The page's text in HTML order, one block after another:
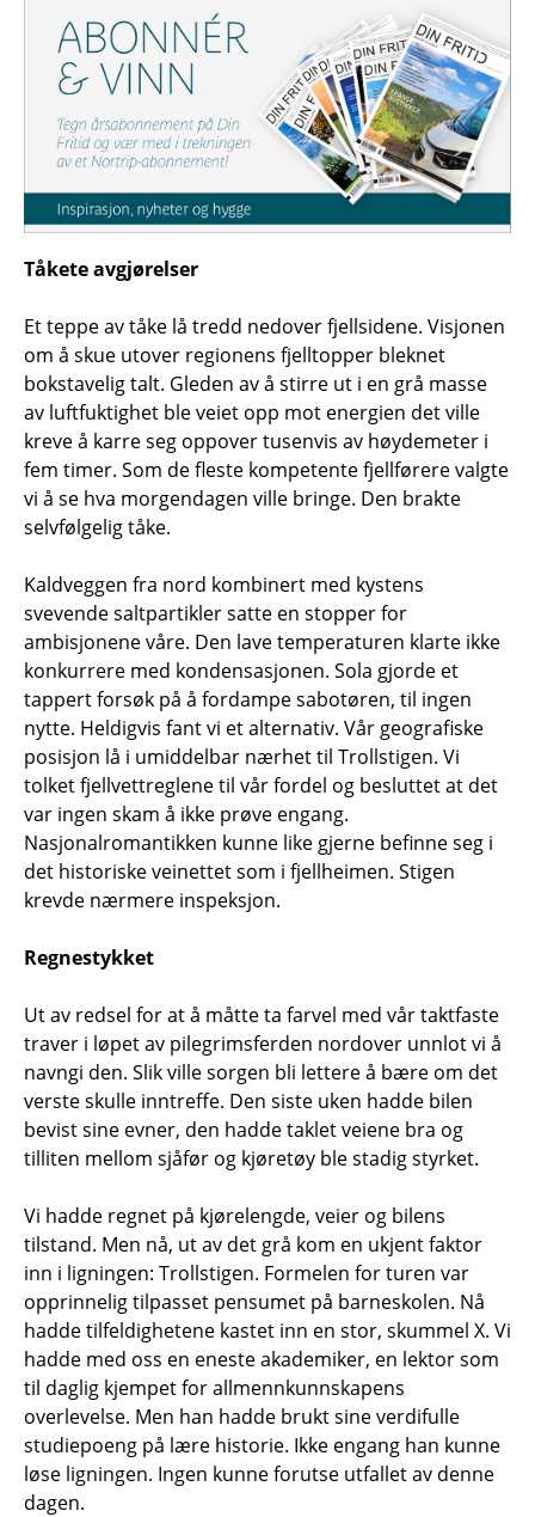
Tåkete avgjørelser
Et teppe av tåke lå tredd nedover fjellsidene. Visjonen
om å skue utover regionens fjelltopper bleknet
bokstavelig talt. Gleden av å stirre ut i en grå masse
av luftfuktighet ble veiet opp mot energien det ville
kreve å karre seg oppover tusenvis av høydemeter i
fem timer. Som de fleste kompetente fjellførere valgte
vi å se hva morgendagen ville bringe. Den brakte
selvfølgelig tåke.
Kaldveggen fra nord kombinert med kystens
svevende saltpartikler satte en stopper for
ambisjonene våre. Den lave temperaturen klarte ikke
konkurrere med kondensasjonen. Sola gjorde et
tappert forsøk på å fordampe sabotøren, til ingen
nytte. Heldigvis fant vi et alternativ. Vår geografiske
posisjon lå i umiddelbar nærhet til Trollstigen. Vi
tolket fjellvettreglene til vår fordel og besluttet at det
var ingen skam å ikke prøve engang.
Nasjonalromantikken kunne like gjerne befinne seg i
det historiske veinettet som i fjellheimen. Stigen
krevde nærmere inspeksjon.
Regnestykket
Ut av redsel for at å måtte ta farvel med vår taktfaste
traver i løpet av pilegrimsferden nordover unnlot vi å
navngi den. Slik ville sorgen bli lettere å bære om det
verste skulle inntreffe. Den siste uken hadde bilen
bevist sine evner, den hadde taklet veiene bra og
tilliten mellom sjåfør og kjøretøy ble stadig styrket.
Vi hadde regnet på kjørelengde, veier og bilens
tilstand. Men nå, ut av det grå kom en ukjent faktor
inn i ligningen: Trollstigen. Formelen for turen var
opprinnelig tilpasset pensumet på barneskolen. Nå
hadde tilfeldighetene kastet inn en stor, skummel X. Vi
hadde med oss en eneste akademiker, en lektor som
til daglig kjempet for allmennkunnskapens
overlevelse. Men han hadde brukt sine verdifulle
studiepoeng på lære historie. Ikke engang han kunne
løse ligningen. Ingen kunne forutse utfallet av denne
dagen.